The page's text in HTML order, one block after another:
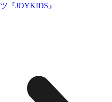
『JOYKIDS』